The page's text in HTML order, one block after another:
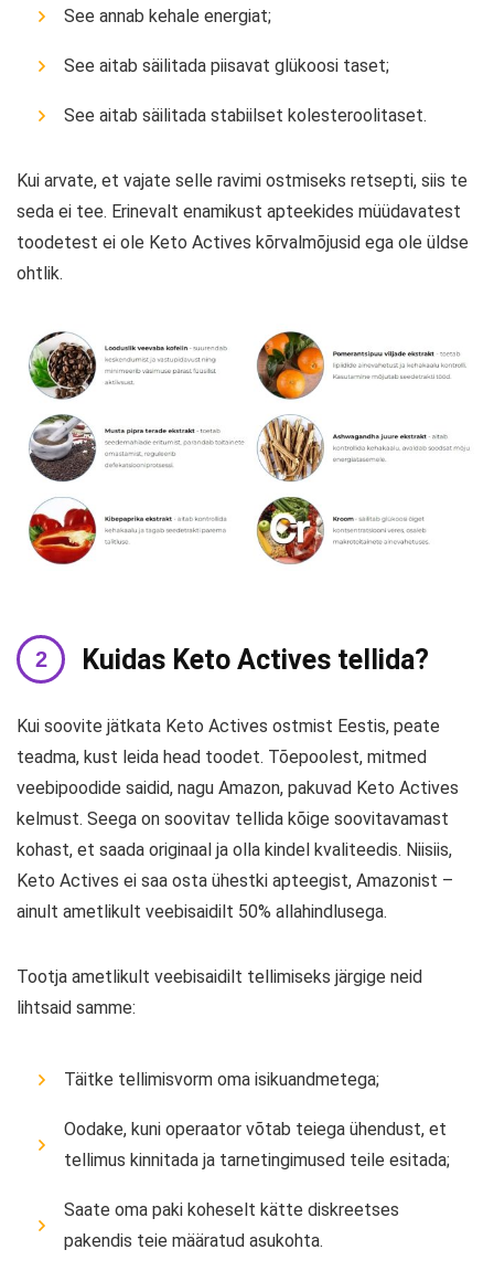
See annab kehale energiat;
See aitab säilitada piisavat glükoosi taset;
See aitab säilitada stabiilset kolesteroolitaset.
Kui arvate, et vajate selle ravimi ostmiseks retsepti, siis te
seda ei tee. Erinevalt enamikust apteekides müüdavatest
toodetest ei ole Keto Actives kõrvalmõjusid ega ole üldse
ohtlik.
Kuidas Keto Actives tellida?
Kui soovite jätkata Keto Actives ostmist Eestis, peate
teadma, kust leida head toodet. Tõepoolest, mitmed
veebipoodide saidid, nagu Amazon, pakuvad Keto Actives
kelmust. Seega on soovitav tellida kõige soovitavamast
kohast, et saada originaal ja olla kindel kvaliteedis. Niisiis,
Keto Actives ei saa osta ühestki apteegist, Amazonist –
ainult ametlikult veebisaidilt 50% allahindlusega.
Tootja ametlikult veebisaidilt tellimiseks järgige neid
lihtsaid samme:
Täitke tellimisvorm oma isikuandmetega;
Oodake, kuni operaator võtab teiega ühendust, et
tellimus kinnitada ja tarnetingimused teile esitada;
Saate oma paki koheselt kätte diskreetses
pakendis teie määratud asukohta.